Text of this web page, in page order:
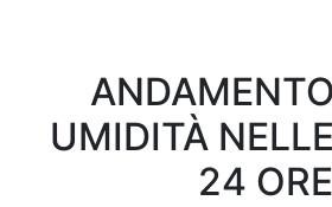
UMIDITÀ
24 ORE